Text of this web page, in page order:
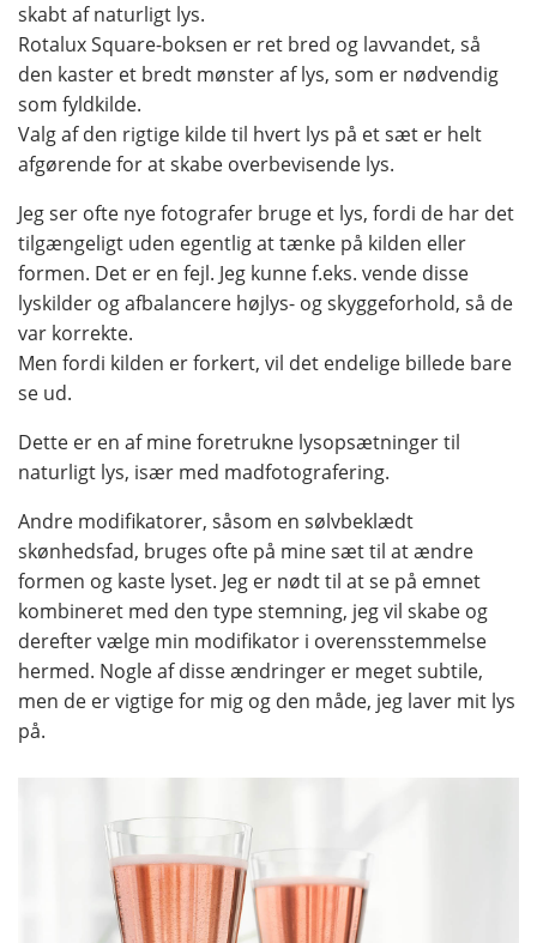
skabt af naturligt lys.
Rotalux Square-boksen er ret bred og lavvandet, så
den kaster et bredt mønster af lys, som er nødvendig
som fyldkilde.
Valg af den rigtige kilde til hvert lys på et sæt er helt
afgørende for at skabe overbevisende lys.
Jeg ser ofte nye fotografer bruge et lys, fordi de har det
tilgængeligt uden egentlig at tænke på kilden eller
formen. Det er en fejl. Jeg kunne f.eks. vende disse
lyskilder og afbalancere højlys- og skyggeforhold, så de
var korrekte.
Men fordi kilden er forkert, vil det endelige billede bare
se ud.
Dette er en af mine foretrukne lysopsætninger til
naturligt lys, især med madfotografering.
Andre modifikatorer, såsom en sølvbeklædt
skønhedsfad, bruges ofte på mine sæt til at ændre
formen og kaste lyset. Jeg er nødt til at se på emnet
kombineret med den type stemning, jeg vil skabe og
derefter vælge min modifikator i overensstemmelse
hermed. Nogle af disse ændringer er meget subtile,
men de er vigtige for mig og den måde, jeg laver mit lys
på.